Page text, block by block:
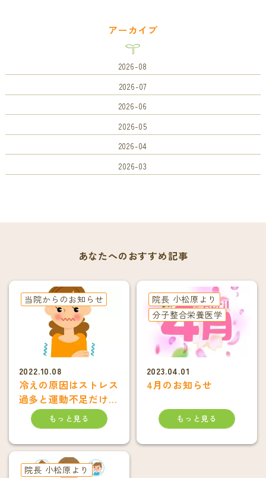
アーカイブ
2026-08
2026-07
2026-06
2026-05
2026-04
2026-03
あなたへのおすすめ記事
当院からのお知らせ
2022.10.08
冷えの原因はストレス
過多と運動不足だけで
なく栄養欠損も
もっと見る
院長 小松原より
分子整合栄養医学
2023.04.01
4月のお知らせ
もっと見る
院長 小松原より